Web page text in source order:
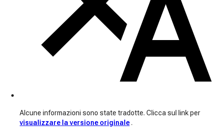
Alcune informazioni sono state tradotte. Clicca sul link per
visualizzare la versione originale .